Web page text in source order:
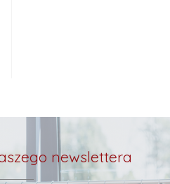
newslettera